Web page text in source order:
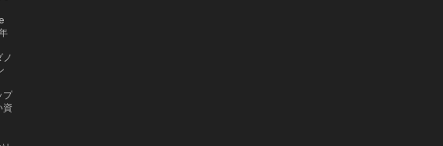
の
つ
ブ
世
ジ
い
配
プ
資